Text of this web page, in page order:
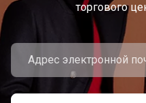
торгового